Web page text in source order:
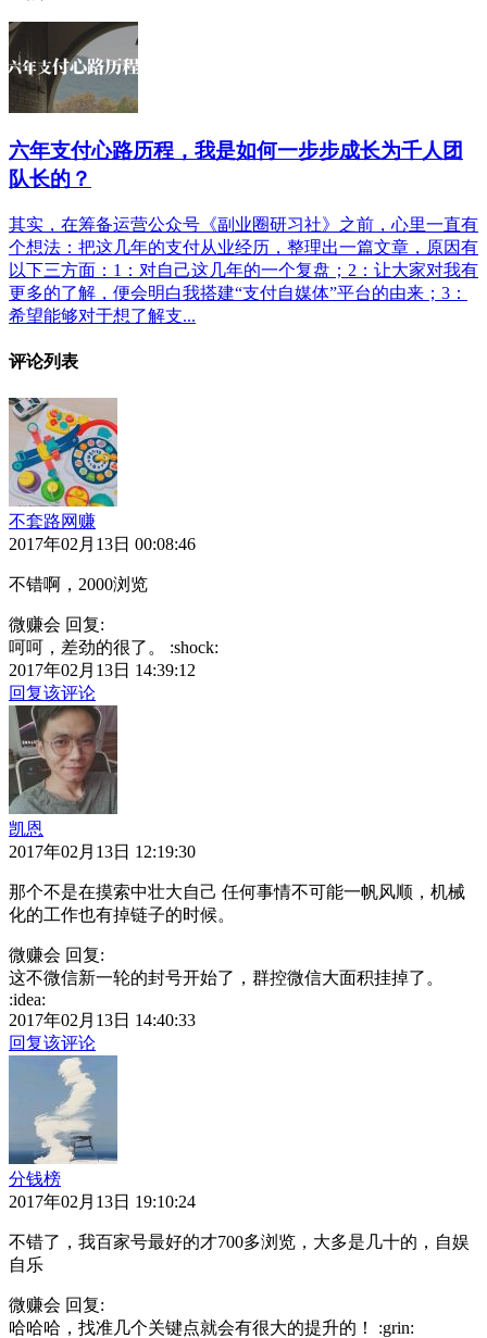
六年支付心路历程，我是如何一步步成长为千人团
队长的？
其实，在筹备运营公众号《副业圈研习社》之前，心里一直有
个想法：把这几年的支付从业经历，整理出一篇文章，原因有
以下三方面：1：对自己这几年的一个复盘；2：让大家对我有
更多的了解，便会明白我搭建“支付自媒体”平台的由来；3：
希望能够对于想了解支...
评论列表
不套路网赚
2017年02月13日 00:08:46
不错啊，2000浏览
微赚会 回复:
呵呵，差劲的很了。 :shock:
2017年02月13日 14:39:12
回复该评论
凯恩
2017年02月13日 12:19:30
那个不是在摸索中壮大自己 任何事情不可能一帆风顺，机械
化的工作也有掉链子的时候。
微赚会 回复:
这不微信新一轮的封号开始了，群控微信大面积挂掉了。
:idea:
2017年02月13日 14:40:33
回复该评论
分钱榜
2017年02月13日 19:10:24
不错了，我百家号最好的才700多浏览，大多是几十的，自娱
自乐
微赚会 回复:
哈哈哈，找准几个关键点就会有很大的提升的！ :grin: